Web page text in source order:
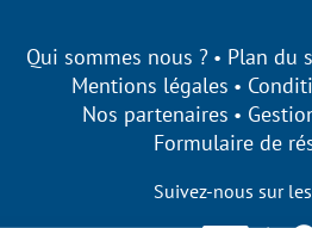
Qui sommes nous ? Plan du
Mentions légales
Nos partenaires
Formulaire de
Suivez-nous sur